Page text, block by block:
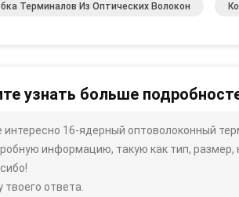
Терминалов Из Оптических Волокон
узнать больше
16-ядерный оптоволоконный
информацию, такую ​​как тип, размер,
ответа.